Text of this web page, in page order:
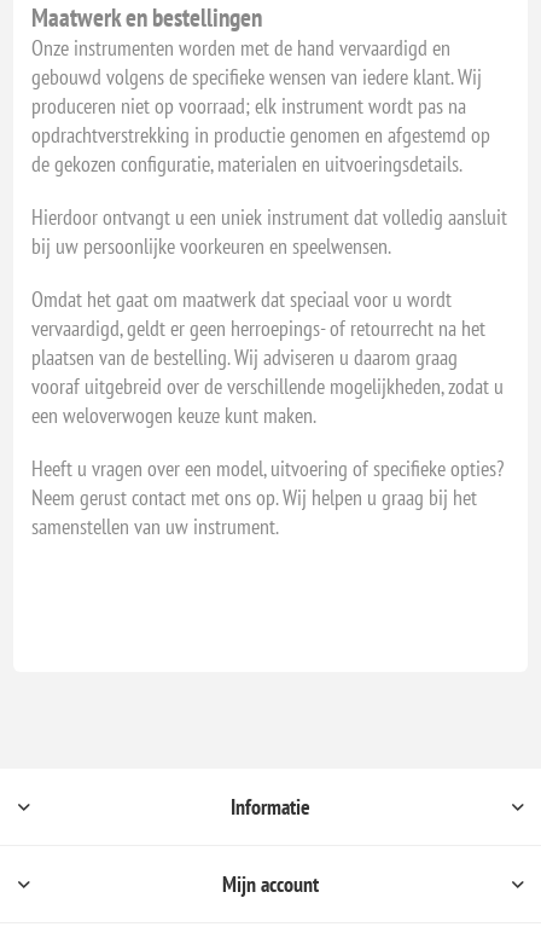
Maatwerk en bestellingen
Onze instrumenten worden met de hand vervaardigd en
gebouwd volgens de specifieke wensen van iedere klant. Wij
produceren niet op voorraad; elk instrument wordt pas na
opdrachtverstrekking in productie genomen en afgestemd op
de gekozen configuratie, materialen en uitvoeringsdetails.
Hierdoor ontvangt u een uniek instrument dat volledig aansluit
bij uw persoonlijke voorkeuren en speelwensen.
Omdat het gaat om maatwerk dat speciaal voor u wordt
vervaardigd, geldt er geen herroepings- of retourrecht na het
plaatsen van de bestelling. Wij adviseren u daarom graag
vooraf uitgebreid over de verschillende mogelijkheden, zodat u
een weloverwogen keuze kunt maken.
Heeft u vragen over een model, uitvoering of specifieke opties?
Neem gerust contact met ons op. Wij helpen u graag bij het
samenstellen van uw instrument.
Informatie
Mijn account